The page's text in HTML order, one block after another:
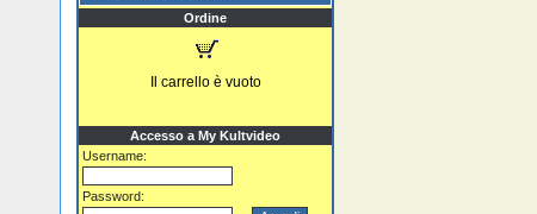
Ordine
Il carrello è vuoto
Accesso a My Kultvideo
Username:
Password: